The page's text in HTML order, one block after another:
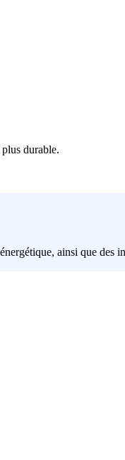
durable.
ainsi que des